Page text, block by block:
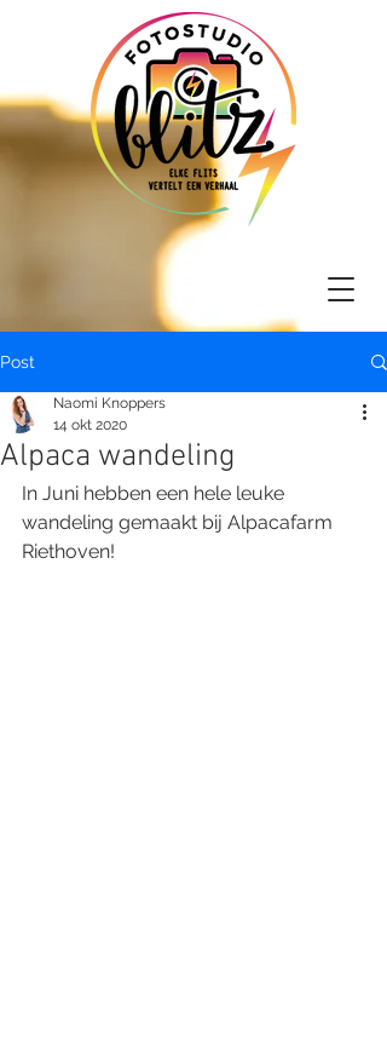
Post
Alpaca wandeling
Naomi Knoppers
14 okt 2020
In Juni hebben een hele leuke
wandeling gemaakt bij Alpacafarm
Riethoven!